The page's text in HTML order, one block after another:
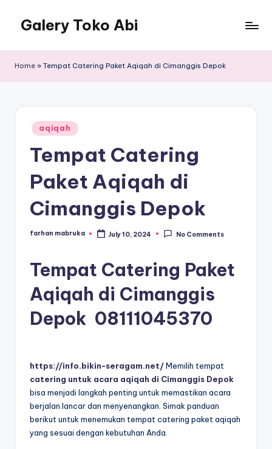
Galery Toko Abi
Home » Tempat Catering Paket Aqiqah di Cimanggis Depok
Posted
in
aqiqah
Tempat Catering
Paket Aqiqah di
Cimanggis Depok
Posted
farhan mabruka July 10, 2024 No Comments
Tempat Catering Paket
Aqiqah di Cimanggis
Depok 08111045370
https://info.bikin-seragam.net/Memilih tempat
catering untuk acara aqiqah di Cimanggis Depok
bisa menjadi langkah penting untuk memastikan acara
berjalan lancar dan menyenangkan. Simak panduan
berikut untuk menemukan tempat catering paket aqiqah
yang sesuai dengan kebutuhan Anda.